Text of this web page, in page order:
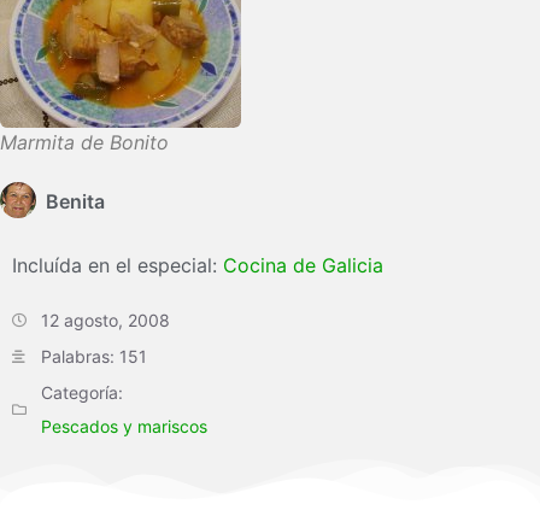
Marmita de Bonito
Benita
Incluída en el especial: Cocina de Galicia
12 agosto, 2008
Palabras: 151
Categoría:
Pescados y mariscos